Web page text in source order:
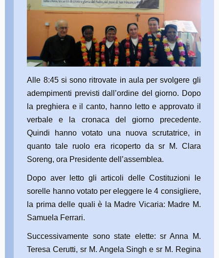
Alle 8:45 si sono ritrovate in aula per svolgere gli
adempimenti previsti dall’ordine del giorno. Dopo
la preghiera e il canto, hanno letto e approvato il
verbale e la cronaca del giorno precedente.
Quindi hanno votato una nuova scrutatrice, in
quanto tale ruolo era ricoperto da sr M. Clara
Soreng, ora Presidente dell’assemblea.
Dopo aver letto gli articoli delle Costituzioni le
sorelle hanno votato per eleggere le 4 consigliere,
la prima delle quali è la Madre Vicaria: Madre M.
Samuela Ferrari.
Successivamente sono state elette: sr Anna M.
Teresa Cerutti, sr M. Angela Singh e sr M. Regina